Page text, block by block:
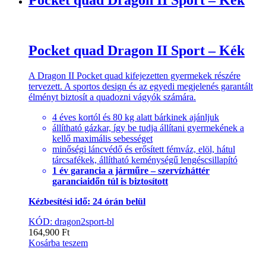
Pocket quad Dragon II Sport – Kék
A Dragon II Pocket quad kifejezetten gyermekek részére
tervezett. A sportos design és az egyedi megjelenés garantált
élményt biztosít a quadozni vágyók számára.
4 éves kortól és 80 kg alatt bárkinek ajánljuk
állítható gázkar, így be tudja állítani gyermekének a
kellő maximális sebességet
minőségi láncvédő és erősített fémváz, elöl, hátul
tárcsafékek, állítható keménységű lengéscsillapító
1 év garancia a járműre – szervízháttér
garanciaidőn túl is biztosított
Kézbesítési idő: 24 órán belül
KÓD: dragon2sport-bl
164,900 Ft
Kosárba teszem